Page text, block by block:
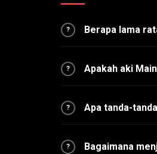
? Berapa lama
? Apakah aki
? Apa tanda-
? Bagaimana